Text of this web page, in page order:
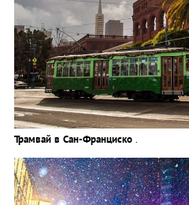
Трамвай в Сан-Франциско .